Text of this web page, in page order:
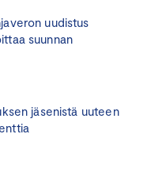
uudistus
suunnan
jäsenistä uuteen